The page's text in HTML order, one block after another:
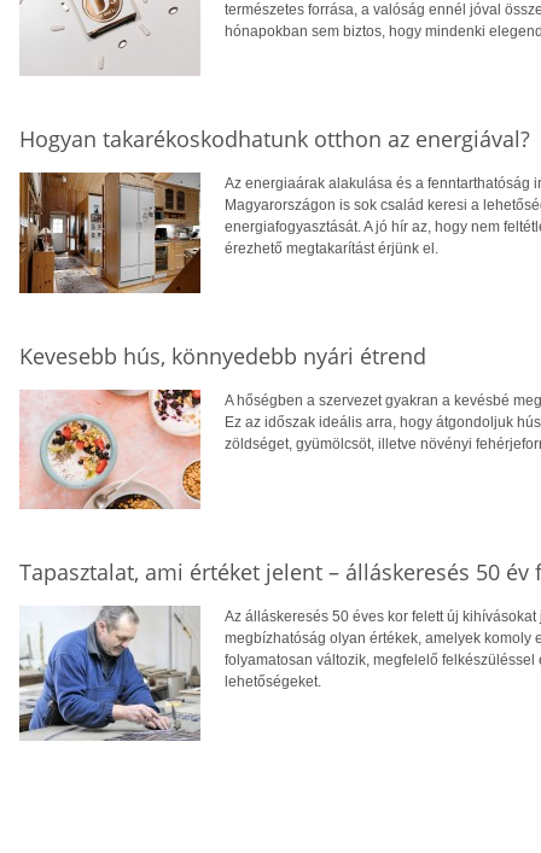
természetes forrása, a valóság ennél jóval
hónapokban sem biztos, hogy mindenki
Hogyan takarékoskodhatunk otthon az energiával?
Az energiaárak alakulása és a fenntarthatóság
Magyarországon is sok család keresi a
energiafogyasztását. A jó hír az, hogy nem
érezhető megtakarítást érjünk el.
Kevesebb hús, könnyedebb nyári étrend
A hőségben a szervezet gyakran a kevésbé
Ez az időszak ideális arra, hogy átgondoljuk
zöldséget, gyümölcsöt, illetve növényi
Tapasztalat, ami értéket jelent – álláskeresés 50 év
Az álláskeresés 50 éves kor felett új
megbízhatóság olyan értékek, amelyek komoly
folyamatosan változik, megfelelő
lehetőségeket.